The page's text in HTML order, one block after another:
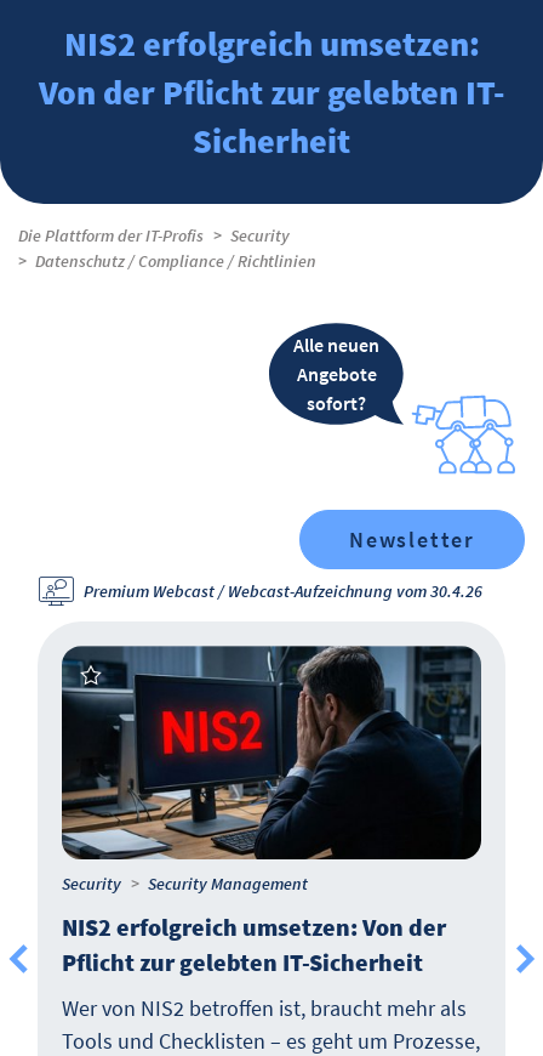
NIS2 erfolgreich umsetzen:
Von der Pflicht zur gelebten IT-
Sicherheit
Die Plattform der IT-Profis
Security
Datenschutz / Compliance / Richtlinien
Alle neuen
Angebote
sofort?
Newsletter
Premium Webcast / Webcast-Aufzeichnung vom 30.4.26
Security Security Management
NIS2 erfolgreich umsetzen: Von der
Pflicht zur gelebten IT-Sicherheit
Wer von NIS2 betroffen ist, braucht mehr als
Tools und Checklisten – es geht um Prozesse,